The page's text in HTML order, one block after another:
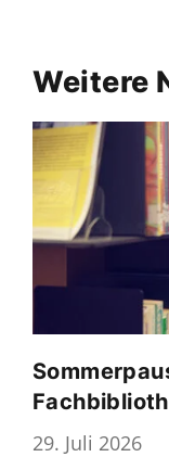
Weitere
29. Juli 2026